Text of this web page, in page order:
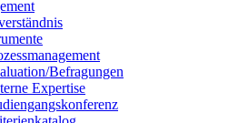
Befragungen
Expertise